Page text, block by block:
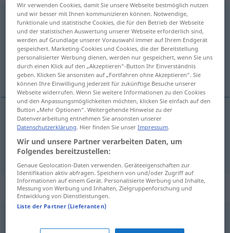
Rottef
Übersicht aller Übersetzungen
(Für mehr Details die Übersetzung anklicken/antippen)
bende, troep, het rot
bende,troep Rotte
(het)rot Rotte MIL
Synonyme für "Rotte"
Wir verwenden Cookies, damit Sie unsere Webseite bestmöglich nutzen
und wir besser mit Ihnen kommunizieren können. Notwendige,
funktionale und statistische Cookies, die für den Betrieb der Webseite
und der statistischen Auswertung unserer Webseite erforderlich sind,
werden auf Grundlage unserer Vorauswahl immer auf Ihrem Endgerät
gespeichert. Marketing-Cookies und Cookies, die der Bereitstellung
personalisierter Werbung dienen, werden nur gespeichert, wenn Sie uns
durch einen Klick auf den „Akzeptieren“-Button Ihr Einverständnis
geben. Klicken Sie ansonsten auf „Fortfahren ohne Akzeptieren“. Sie
können Ihre Einwilligung jederzeit für zukünftige Besuche unserer
Webseite widerrufen. Wenn Sie weitere Informationen zu den Cookies
und den Anpassungsmöglichkeiten möchten, klicken Sie einfach auf den
Button „Mehr Optionen“. Weitergehende Hinweise zu der
Datenverarbeitung entnehmen Sie ansonsten unserer
Datenschutzerklärung. Hier finden Sie unserImpressum.
Wir und unsere Partner verarbeiten Daten, um
Folgendes bereitzustellen:
Genaue Geolocation-Daten verwenden. Geräteeigenschaften zur
Identifikation aktiv abfragen. Speichern von und/oder Zugriff auf
Informationen auf einem Gerät. Personalisierte Werbung und Inhalte,
Messung von Werbung und Inhalten, Zielgruppenforschung und
Entwicklung von Dienstleistungen.
Liste der Partner (Lieferanten)